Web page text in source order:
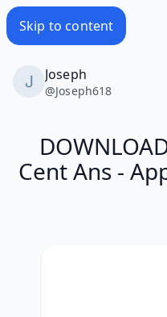
Skip to content
Joseph
@Joseph618
Cent Ans -